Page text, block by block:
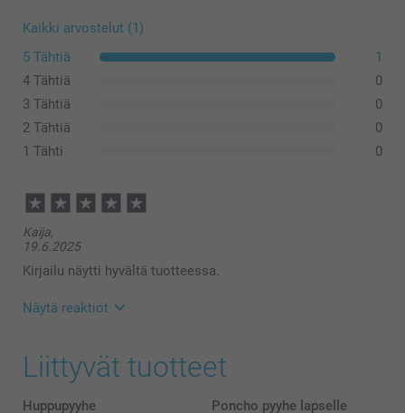
Kaikki arvostelut (1)
5 Tähtiä
1
4 Tähtiä
0
3 Tähtiä
0
2 Tähtiä
0
1 Tähti
0
Kaija,
19.6.2025
Kirjailu näytti hyvältä tuotteessa.
Näytä reaktiot
24.6.2025
14:12
Hei,
Kiitos palautteestasi! Hienoa kuulla, että
Liittyvät tuotteet
Huppupyyhe Poncho pyyhe lapselle